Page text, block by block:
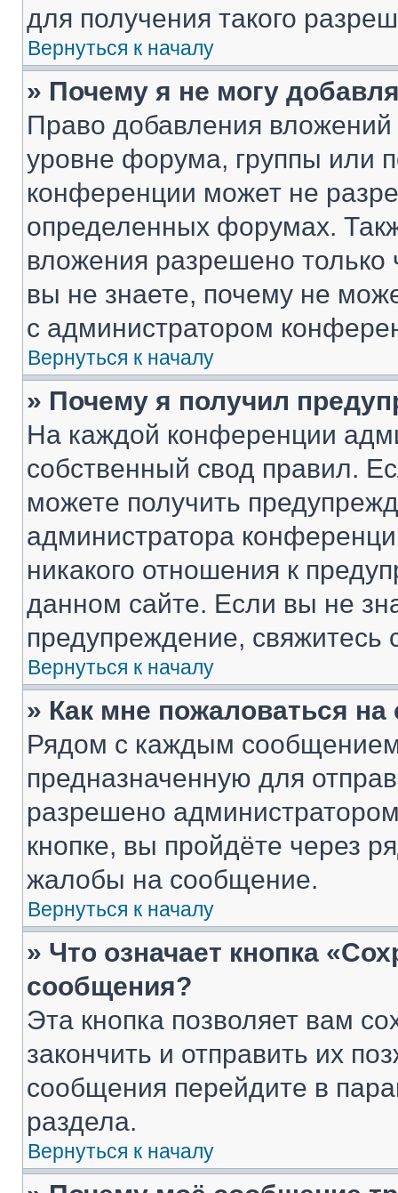
для получения такого
Вернуться к началу
» Почему я не могу
Право добавления
уровне форума, группы или
конференции может не
определенных форумах.
вложения разрешено
вы не знаете, почему не
с администратором
Вернуться к началу
» Почему я получил
На каждой конференции
собственный свод правил.
можете получить
администратора
никакого отношения к
данном сайте. Если вы не
предупреждение,
Вернуться к началу
» Как мне пожаловаться
Рядом с каждым сообщением
предназначенную для
разрешено
кнопке, вы пройдёте через
жалобы на сообщение.
Вернуться к началу
» Что означает кнопка
сообщения?
Эта кнопка позволяет вам
закончить и отправить их
сообщения перейдите в
раздела.
Вернуться к началу